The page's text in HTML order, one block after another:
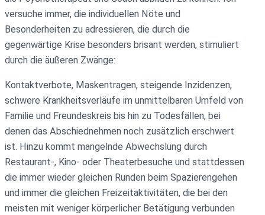
versuche immer, die individuellen Nöte und
Besonderheiten zu adressieren, die durch die
gegenwärtige Krise besonders brisant werden, stimuliert
durch die äußeren Zwänge:
Kontaktverbote, Maskentragen, steigende Inzidenzen,
schwere Krankheitsverläufe im unmittelbaren Umfeld von
Familie und Freundeskreis bis hin zu Todesfällen, bei
denen das Abschiednehmen noch zusätzlich erschwert
ist. Hinzu kommt mangelnde Abwechslung durch
Restaurant-, Kino- oder Theaterbesuche und stattdessen
die immer wieder gleichen Runden beim Spazierengehen
und immer die gleichen Freizeitaktivitäten, die bei den
meisten mit weniger körperlicher Betätigung verbunden